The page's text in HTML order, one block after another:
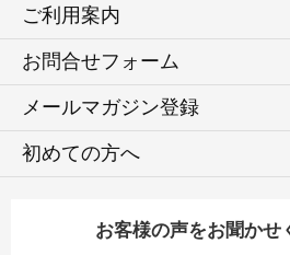
ご利用案内
お問合せフォーム
メールマガジン登録
初めての方へ
お客様の声をお聞かせ